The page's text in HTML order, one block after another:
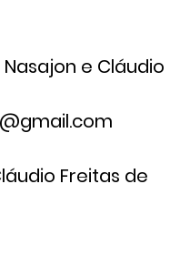
e Cláudio
Freitas de